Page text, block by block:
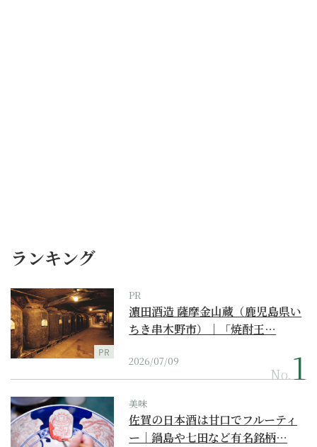
ランキング
PR
PR
濵田酒造 薩摩金山蔵（鹿児島県い
ちき串木野市）｜「焼酎王…
2026/07/09
No.
美味
佐賀の日本酒は甘口でフルーティ
ー｜鍋島や七田など有名銘柄…